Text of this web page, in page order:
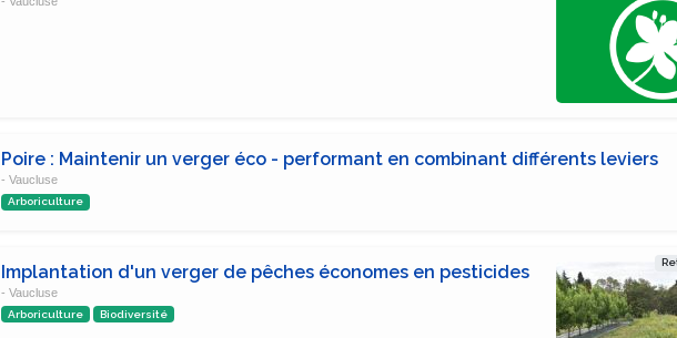
Poire : Maintenir un verger éco - performant en combinant différents leviers
- Vaucluse
Arboriculture
Implantation d'un verger de pêches économes en pesticides
- Vaucluse
Arboriculture Biodiversité